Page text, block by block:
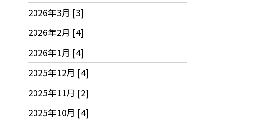
2026年3月 [3]
2026年2月 [4]
2026年1月 [4]
2025年12月 [4]
2025年11月 [2]
2025年10月 [4]